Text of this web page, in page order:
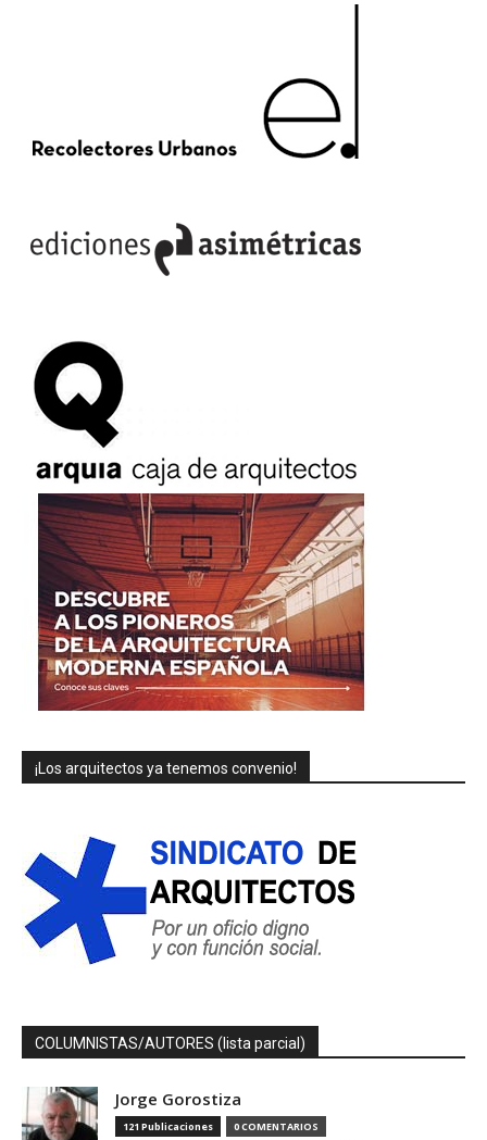
¡Los arquitectos ya tenemos convenio!
COLUMNISTAS/AUTORES (lista parcial)
Jorge Gorostiza
121 Publicaciones 0 COMENTARIOS